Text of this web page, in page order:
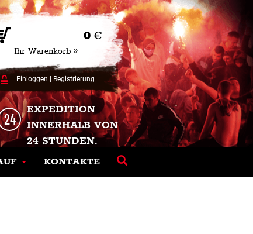
0 €
Ihr Warenkorb »
Einloggen Registrierung
EXPEDITION
INNERHALB VON
24 STUNDEN.
KONTAKTE